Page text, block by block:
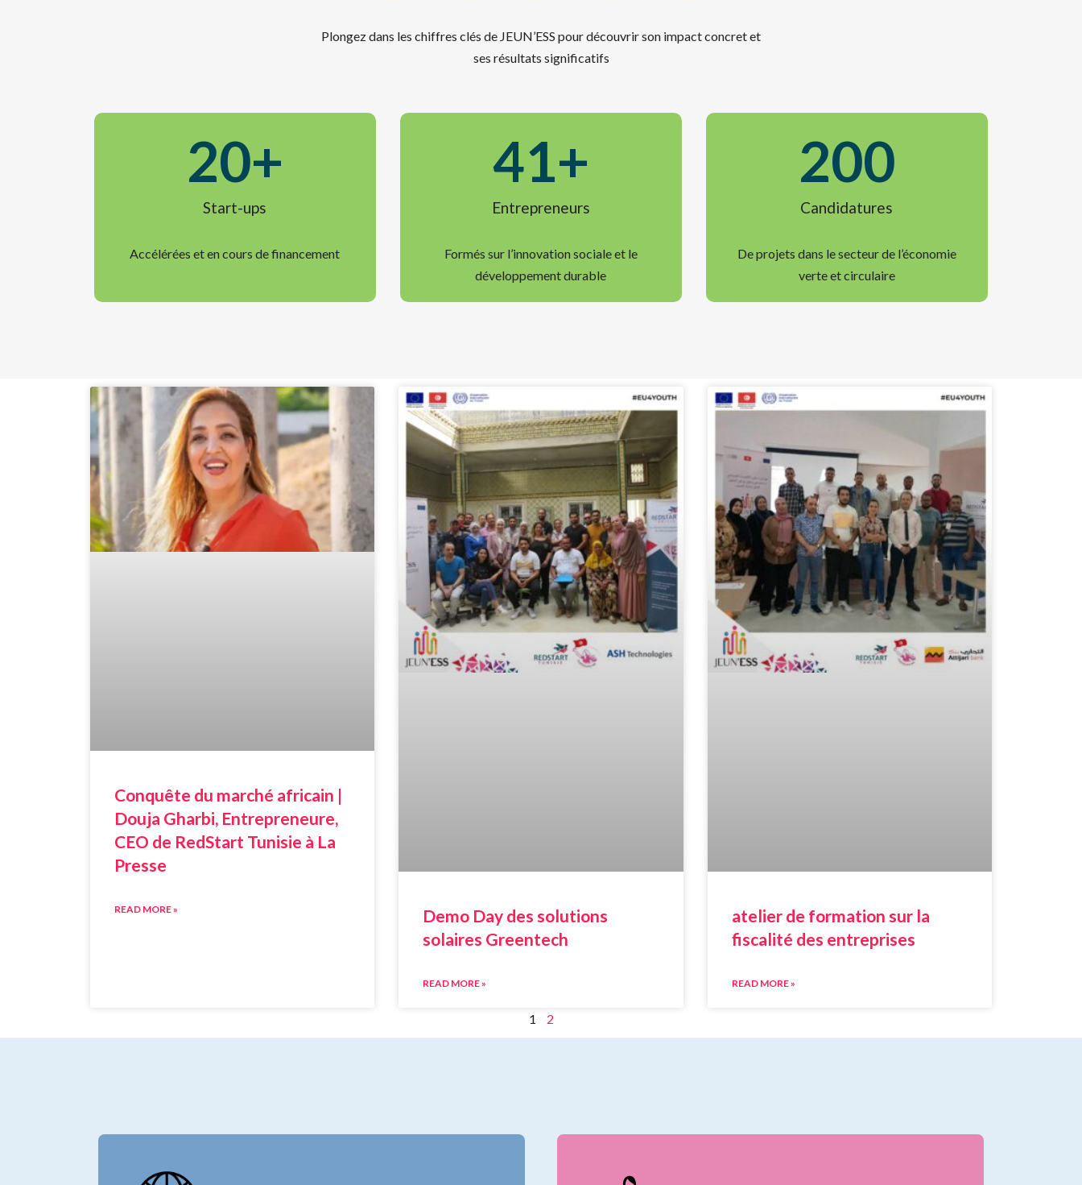
Plongez dans les chiffres clés de JEUN’ESS pour découvrir son impact concret et
ses résultats significatifs
20+
Start-ups
Accélérées et en cours de financement
41+
Entrepreneurs
Formés sur l’innovation sociale et le
développement durable
200
Candidatures
De projets dans le secteur de l’économie
verte et circulaire
Conquête du marché africain |
Douja Gharbi, Entrepreneure,
CEO de RedStart Tunisie à La
Presse
READ MORE »
Demo Day des solutions
solaires Greentech
READ MORE »
atelier de formation sur la
fiscalité des entreprises
READ MORE »
1 2